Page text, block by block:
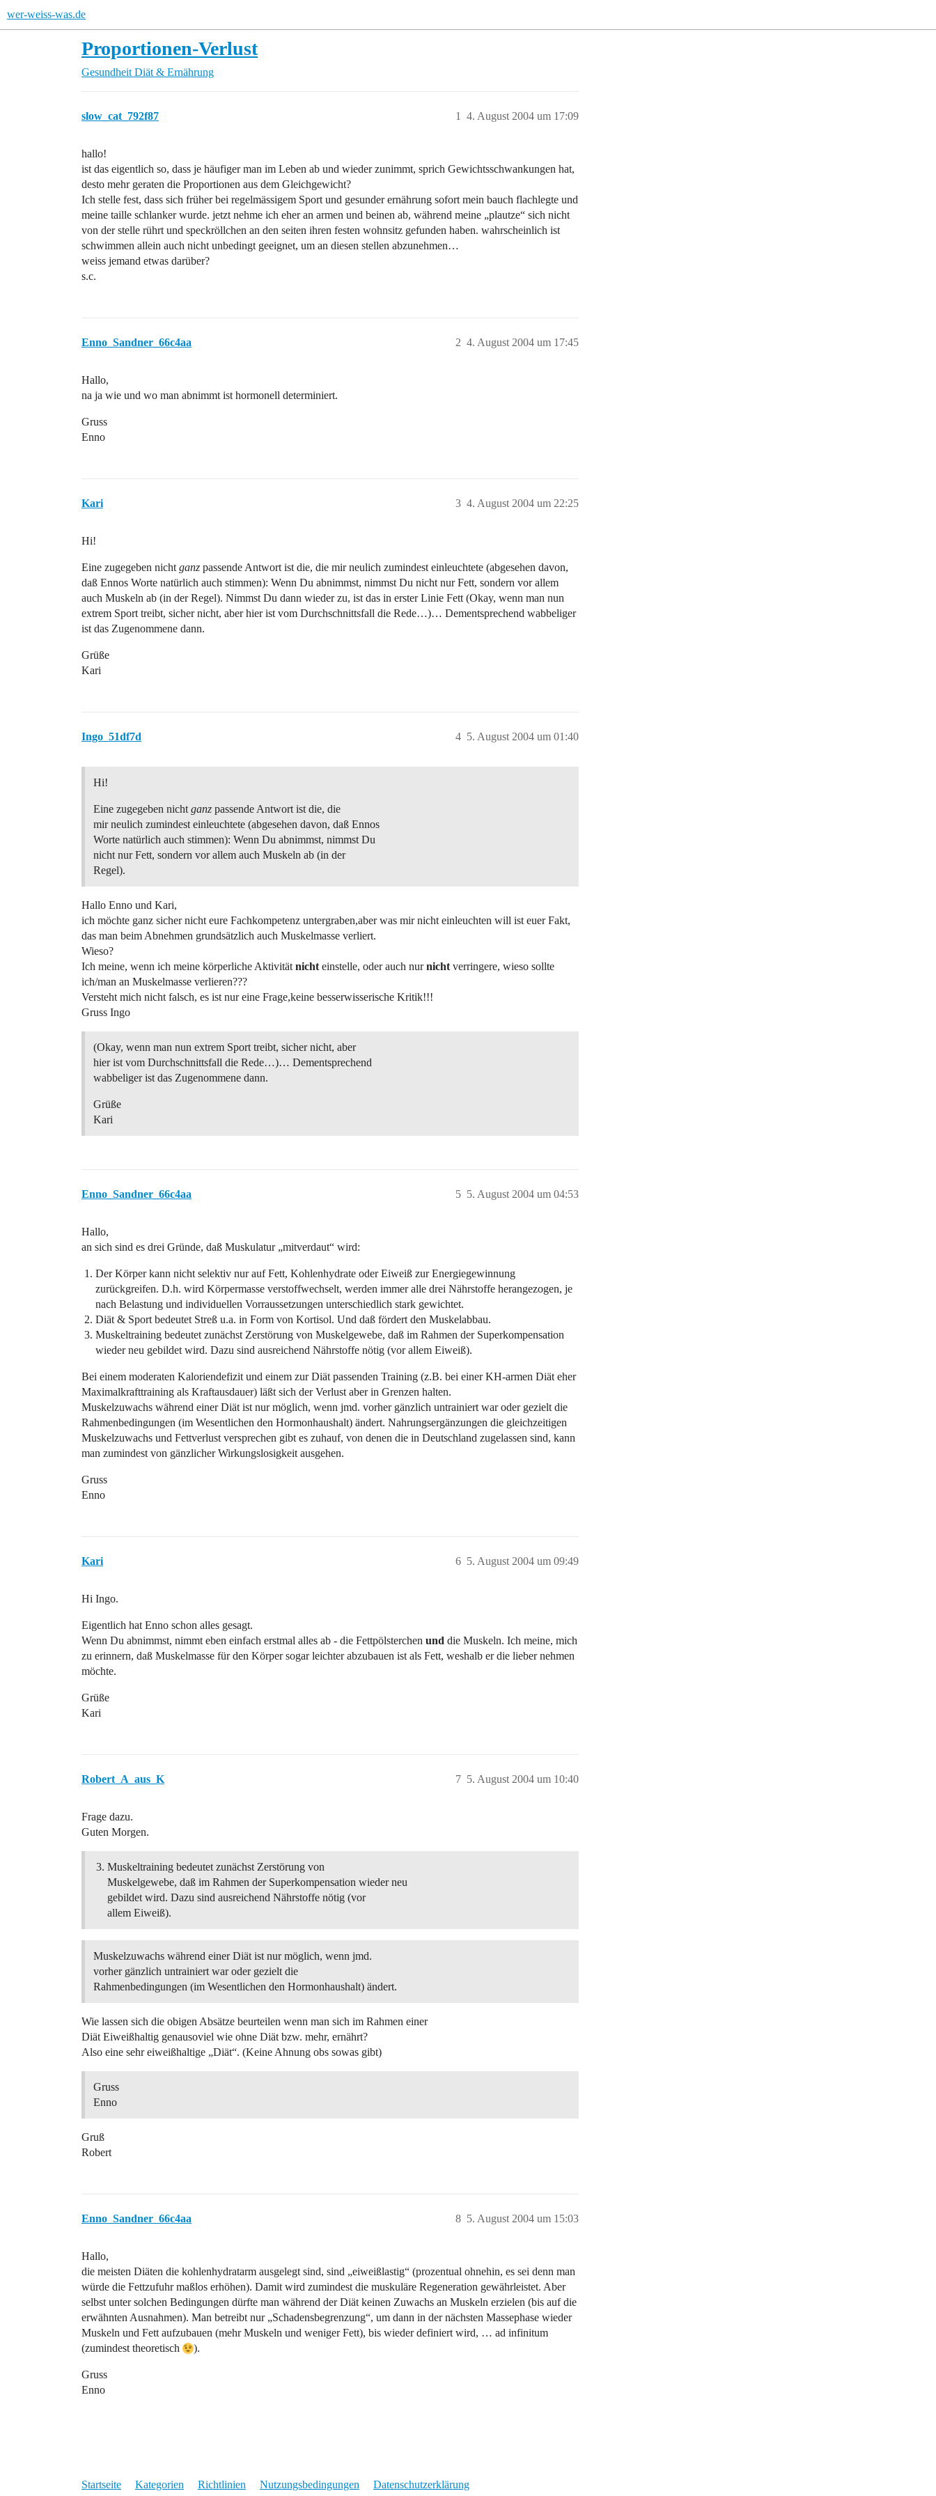
wer-weiss-was.de
Proportionen-Verlust
Gesundheit Diät & Ernährung
slow_cat_792f87 4. August 2004 um 17:09
1
hallo!
ist das eigentlich so, dass je häufiger man im Leben ab und wieder zunimmt, sprich Gewichtsschwankungen hat,
desto mehr geraten die Proportionen aus dem Gleichgewicht?
Ich stelle fest, dass sich früher bei regelmässigem Sport und gesunder ernährung sofort mein bauch flachlegte und
meine taille schlanker wurde. jetzt nehme ich eher an armen und beinen ab, während meine „plautze“ sich nicht
von der stelle rührt und speckröllchen an den seiten ihren festen wohnsitz gefunden haben. wahrscheinlich ist
schwimmen allein auch nicht unbedingt geeignet, um an diesen stellen abzunehmen…
weiss jemand etwas darüber?
s.c.
Enno_Sandner_66c4aa 4. August 2004 um 17:45
2
Hallo,
na ja wie und wo man abnimmt ist hormonell determiniert.
Gruss
Enno
Kari 4. August 2004 um 22:25
3
Hi!
Eine zugegeben nicht ganz passende Antwort ist die, die mir neulich zumindest einleuchtete (abgesehen davon,
daß Ennos Worte natürlich auch stimmen): Wenn Du abnimmst, nimmst Du nicht nur Fett, sondern vor allem
auch Muskeln ab (in der Regel). Nimmst Du dann wieder zu, ist das in erster Linie Fett (Okay, wenn man nun
extrem Sport treibt, sicher nicht, aber hier ist vom Durchschnittsfall die Rede…)… Dementsprechend wabbeliger
ist das Zugenommene dann.
Grüße
Kari
Ingo_51df7d 5. August 2004 um 01:40
4
Hi!
Eine zugegeben nicht ganz passende Antwort ist die, die
mir neulich zumindest einleuchtete (abgesehen davon, daß Ennos
Worte natürlich auch stimmen): Wenn Du abnimmst, nimmst Du
nicht nur Fett, sondern vor allem auch Muskeln ab (in der
Regel).
Hallo Enno und Kari,
ich möchte ganz sicher nicht eure Fachkompetenz untergraben,aber was mir nicht einleuchten will ist euer Fakt,
das man beim Abnehmen grundsätzlich auch Muskelmasse verliert.
Wieso?
Ich meine, wenn ich meine körperliche Aktivität nicht einstelle, oder auch nurnicht verringere, wieso sollte
ich/man an Muskelmasse verlieren???
Versteht mich nicht falsch, es ist nur eine Frage,keine besserwisserische Kritik!!!
Gruss Ingo
(Okay, wenn man nun extrem Sport treibt, sicher nicht, aber
hier ist vom Durchschnittsfall die Rede…)… Dementsprechend
wabbeliger ist das Zugenommene dann.
Grüße
Kari
Enno_Sandner_66c4aa 5. August 2004 um 04:53
5
Hallo,
an sich sind es drei Gründe, daß Muskulatur „mitverdaut“ wird:
Der Körper kann nicht selektiv nur auf Fett, Kohlenhydrate oder Eiweiß zur Energiegewinnung
zurückgreifen. D.h. wird Körpermasse verstoffwechselt, werden immer alle drei Nährstoffe herangezogen, je
nach Belastung und individuellen Vorraussetzungen unterschiedlich stark gewichtet.
Diät & Sport bedeutet Streß u.a. in Form von Kortisol. Und daß fördert den Muskelabbau.
Muskeltraining bedeutet zunächst Zerstörung von Muskelgewebe, daß im Rahmen der Superkompensation
wieder neu gebildet wird. Dazu sind ausreichend Nährstoffe nötig (vor allem Eiweiß).
Bei einem moderaten Kaloriendefizit und einem zur Diät passenden Training (z.B. bei einer KH-armen Diät eher
Maximalkrafttraining als Kraftausdauer) läßt sich der Verlust aber in Grenzen halten.
Muskelzuwachs während einer Diät ist nur möglich, wenn jmd. vorher gänzlich untrainiert war oder gezielt die
Rahmenbedingungen (im Wesentlichen den Hormonhaushalt) ändert. Nahrungsergänzungen die gleichzeitigen
Muskelzuwachs und Fettverlust versprechen gibt es zuhauf, von denen die in Deutschland zugelassen sind, kann
man zumindest von gänzlicher Wirkungslosigkeit ausgehen.
Gruss
Enno
Kari 5. August 2004 um 09:49
6
Hi Ingo.
Eigentlich hat Enno schon alles gesagt.
Wenn Du abnimmst, nimmt eben einfach erstmal alles ab - die Fettpölsterchen und die Muskeln. Ich meine, mich
zu erinnern, daß Muskelmasse für den Körper sogar leichter abzubauen ist als Fett, weshalb er die lieber nehmen
möchte.
Grüße
Kari
Robert_A_aus_K 5. August 2004 um 10:40
7
Frage dazu.
Guten Morgen.
Muskeltraining bedeutet zunächst Zerstörung von
Muskelgewebe, daß im Rahmen der Superkompensation wieder neu
gebildet wird. Dazu sind ausreichend Nährstoffe nötig (vor
allem Eiweiß).
Muskelzuwachs während einer Diät ist nur möglich, wenn jmd.
vorher gänzlich untrainiert war oder gezielt die
Rahmenbedingungen (im Wesentlichen den Hormonhaushalt) ändert.
Wie lassen sich die obigen Absätze beurteilen wenn man sich im Rahmen einer
Diät Eiweißhaltig genausoviel wie ohne Diät bzw. mehr, ernährt?
Also eine sehr eiweißhaltige „Diät“. (Keine Ahnung obs sowas gibt)
Gruss
Enno
Gruß
Robert
Enno_Sandner_66c4aa 5. August 2004 um 15:03
8
Hallo,
die meisten Diäten die kohlenhydratarm ausgelegt sind, sind „eiweißlastig“ (prozentual ohnehin, es sei denn man
würde die Fettzufuhr maßlos erhöhen). Damit wird zumindest die muskuläre Regeneration gewährleistet. Aber
selbst unter solchen Bedingungen dürfte man während der Diät keinen Zuwachs an Muskeln erzielen (bis auf die
erwähnten Ausnahmen). Man betreibt nur „Schadensbegrenzung“, um dann in der nächsten Massephase wieder
Muskeln und Fett aufzubauen (mehr Muskeln und weniger Fett), bis wieder definiert wird, … ad infinitum
(zumindest theoretisch
).
Gruss
Enno
Startseite Kategorien Richtlinien Nutzungsbedingungen Datenschutzerklärung